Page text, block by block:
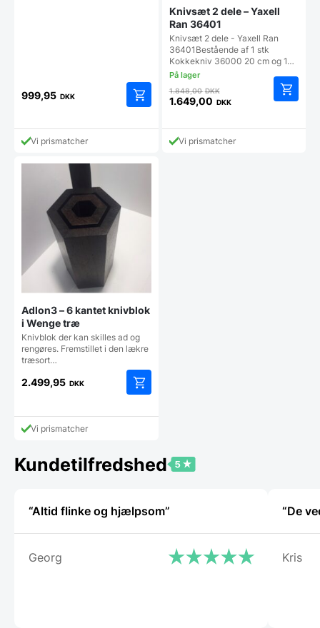
999,95 DKK
Vi prismatcher
Knivsæt 2 dele – Yaxell
Ran 36401
Knivsæt 2 dele - Yaxell Ran
36401Bestående af 1 stk
Kokkekniv 36000 20 cm og 1…
1.848,00DKKDen
oprindelige
var:
1.848,00 DKK.
1.649,00 DKK
aktuelle
prisVi prismatcher
Adlon3 – 6 kantet knivblok
i Wenge træ
Knivblok der kan skilles ad og
rengøres. Fremstillet i den lækre
træsort…
2.499,95 DKK
Vi prismatcher
Kundetilfredshed
“Altid flinke og hjælpsom”
Georg
“De
Kris